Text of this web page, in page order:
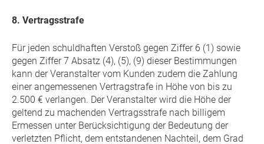
8. Vertragsstrafe
Für jeden schuldhaften Verstoß gegen Ziffer 6 (1) sowie
gegen Ziffer 7 Absatz (4), (5), (9) dieser Bestimmungen
kann der Veranstalter vom Kunden zudem die Zahlung
einer angemessenen Vertragstrafe in Höhe von bis zu
2.500 € verlangen. Der Veranstalter wird die Höhe der
geltend zu machenden Vertragsstrafe nach billigem
Ermessen unter Berücksichtigung der Bedeutung der
verletzten Pflicht, dem entstandenen Nachteil, dem Grad